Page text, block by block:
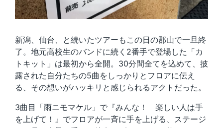
新潟、仙台、と続いたツアーもこの日の郡山で一旦終
了。地元高校生のバンドに続く2番手で登場した「カ
トキット」は最初から全開。30分間全てを込めて、披
露された自分たちの5曲をしっかりとフロアに伝え
る、その想いがハッキリと感じられるアクトだった。
3曲目「雨ニモマケル」で『みんな！ 楽しい人は手
を上げて！』でフロアが一斉に手を上げる、ステージ